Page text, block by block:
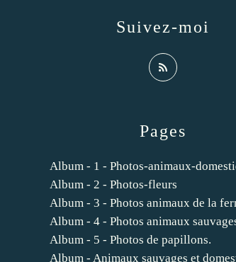
Pages
Album - 1 - Photos-animaux-
Album - 2 - Photos-fleurs
Album - 3 - Photos animaux de la
Album - 4 - Photos animaux
Album - 5 - Photos de papillons.
Album - Animaux sauvages et
Suivez-moi